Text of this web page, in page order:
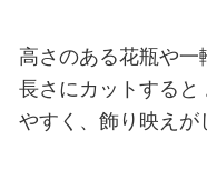
高さのある花瓶や
長さにカットすると
やすく、飾り映えが